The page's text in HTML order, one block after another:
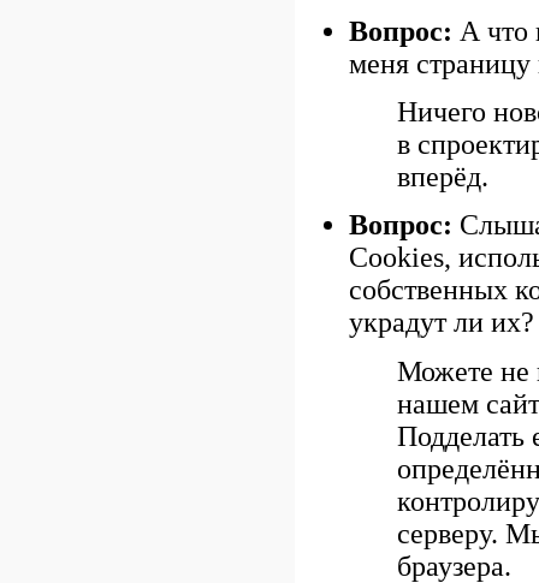
Вопрос: А что
меня
Ничего
в
вперёд.
Вопрос:
Cookies,
собственных
украдут ли их?
Можете не
нашем
Подделать
серверу.
браузера.